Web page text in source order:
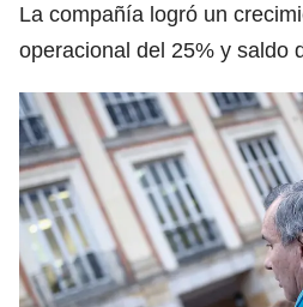
La compañía logró un
operacional del 25% y saldo